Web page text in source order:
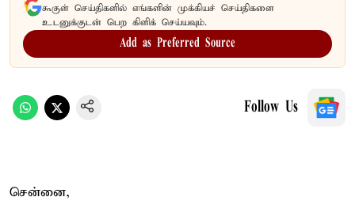
கூகுள் செய்திகளில் எங்களின் முக்கியச் செய்திகளை
உடனுக்குடன் பெற கிளிக் செய்யவும்.
Add as Preferred Source
Follow Us
சென்னை,